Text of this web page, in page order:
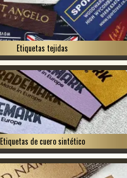
Etiquetas tejidas
Etiquetas de cuero sintético